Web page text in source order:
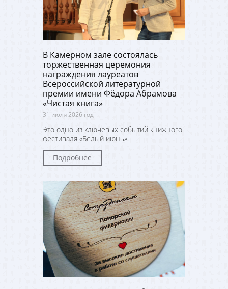
В Камерном зале состоялась
торжественная церемония
награждения лауреатов
Всероссийской литературной
премии имени Фёдора Абрамова
«Чистая книга»
31 июля 2026 год
Это одно из ключевых событий книжного
фестиваля «Белый июнь»
Подробнее